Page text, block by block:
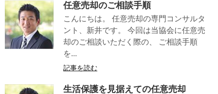
任意売却のご相談手順
こんにちは。 任意売却の専門コンサルタ
ント、新井です。 今回は当協会に任意売
却のご相談いただく際の、 ご相談手順
を...
記事を読む
生活保護を見据えての任意売却